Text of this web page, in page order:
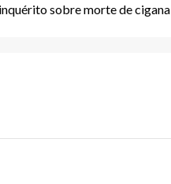
sobre morte de